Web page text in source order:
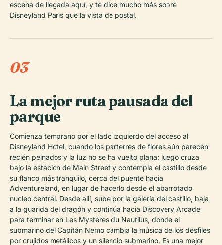
escena de llegada aquí, y te dice mucho más sobre
Disneyland Paris que la vista de postal.
03
La mejor ruta pausada del
parque
Comienza temprano por el lado izquierdo del acceso al
Disneyland Hotel, cuando los parterres de flores aún parecen
recién peinados y la luz no se ha vuelto plana; luego cruza
bajo la estación de Main Street y contempla el castillo desde
su flanco más tranquilo, cerca del puente hacia
Adventureland, en lugar de hacerlo desde el abarrotado
núcleo central. Desde allí, sube por la galería del castillo, baja
a la guarida del dragón y continúa hacia Discovery Arcade
para terminar en Les Mystères du Nautilus, donde el
submarino del Capitán Nemo cambia la música de los desfiles
por crujidos metálicos y un silencio submarino. Es una mejor